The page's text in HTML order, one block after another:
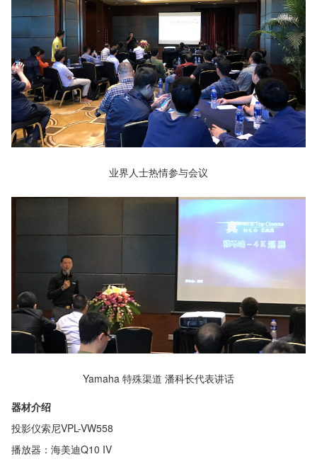
业界人士热情参与会议
Yamaha 特殊渠道 潘科长代表讲话
器材介绍
投影仪索尼VPL-VW558
播放器：海美迪Q10 IV